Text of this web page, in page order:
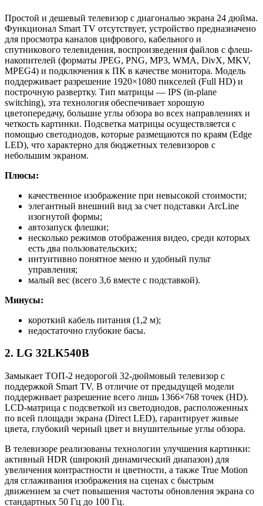
Простой и дешевый телевизор с диагональю экрана 24 дюйма.
Функционал Smart TV отсутствует, устройство предназначено
для просмотра каналов цифрового, кабельного и
спутникового телевидения, воспроизведения файлов с флеш-
накопителей (форматы JPEG, PNG, MP3, WMA, DivX, MKV,
MPEG4) и подключения к ПК в качестве монитора. Модель
поддерживает разрешение 1920×1080 пикселей (Full HD) и
построчную развертку. Тип матрицы — IPS (in-plane
switching), эта технология обеспечивает хорошую
цветопередачу, большие углы обзора во всех направлениях и
четкость картинки. Подсветка матрицы осуществляется с
помощью светодиодов, которые размещаются по краям (Edge
LED), что характерно для бюджетных телевизоров с
небольшим экраном.
Плюсы:
качественное изображение при невысокой стоимости;
элегантный внешний вид за счет подставки ArcLine
изогнутой формы;
автозапуск флешки;
несколько режимов отображения видео, среди которых
есть два пользовательских;
интуитивно понятное меню и удобный пульт
управления;
малый вес (всего 3,6 вместе с подставкой).
Минусы:
короткий кабель питания (1,2 м);
недостаточно глубокие басы.
2. LG 32LK540B
Замыкает ТОП-2 недорогой 32-дюймовый телевизор с
поддержкой Smart TV. В отличие от предыдущей модели
поддерживает разрешение всего лишь 1366×768 точек (HD).
LCD-матрица с подсветкой из светодиодов, расположенных
по всей площади экрана (Direct LED), гарантирует живые
цвета, глубокий черный цвет и внушительные углы обзора.
В телевизоре реализованы технологии улучшения картинки:
активный HDR (широкий динамический диапазон) для
увеличения контрастности и цветности, а также True Motion
для сглаживания изображения на сценах с быстрым
движением за счет повышения частоты обновления экрана со
стандартных 50 Гц до 100 Гц.